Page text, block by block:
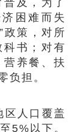
困难而失
政策，对所
书；对有
养餐、扶
负担。
人口覆盖
5%以下。